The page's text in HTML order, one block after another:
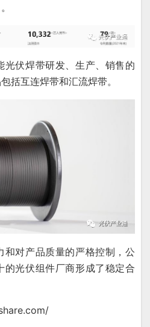
光伏焊带研发、生产、销售的
括互连焊带和汇流焊带。
和对产品质量的严格控制，公
的光伏组件厂商形成了稳定合